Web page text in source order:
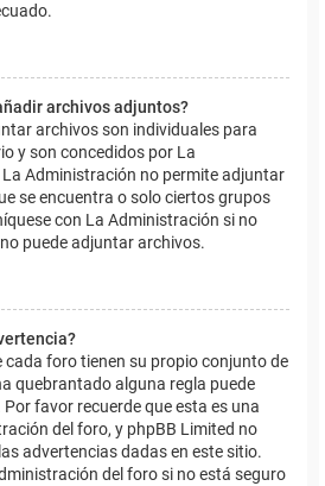
archivos adjuntos?
archivos son individuales para
y son concedidos por La
Administración no permite adjuntar
se encuentra o solo ciertos grupos
con La Administración si no
puede adjuntar archivos.
foro tienen su propio conjunto de
quebrantado alguna regla puede
favor recuerde que esta es una
del foro, y phpBB Limited no
advertencias dadas en este sitio.
del foro si no está seguro